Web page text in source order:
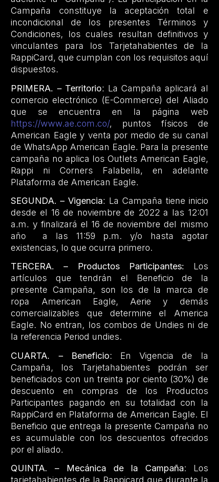
Campaña constituye la aceptación total e
incondicional de los presentes Términos y
Condiciones, los cuales resultan definitivos y
vinculantes para los Tarjetahabientes de la
RappiCard, que cumplan con los requisitos aquí
dispuestos.
PRIMERA. – Territorio: La Campaña aplicará al
comercio electrónico (E-Commerce) del Aliado
que se encuentra en la página web
https://www.ae.com.co/, puntos físicos de
American Eagle y venta por medio de su canal
de WhatsApp American Eagle. Para la presente
campaña no aplica los Outlets American Eagle,
Rappi ni Corners Falabella, en adelante
Plataforma de American Eagle.
SEGUNDA. – Vigencia: La Campaña tiene inicio
desde el 16 de noviembre de 2022 a las 12:01
a.m. y finalizará el 16 de noviembre del mismo
año a las 11:59 p.m. y/o hasta agotar
existencias, lo que ocurra primero.
TERCERA. – Productos Participantes: Los
artículos que tendrán el Beneficio de la
presente Campaña, son los de la marca de
ropa American Eagle, Aerie y demás
comercializables que determine el America
Eagle. No entran, los combos de Undies ni de
la referencia Period undies.
CUARTA. – Beneficio: En Vigencia de la
Campaña, los Tarjetahabientes podrán ser
beneficiados con un treinta por ciento (30%) de
descuento en compras de los Productos
Participantes pagando en su totalidad con la
RappiCard en Plataforma de American Eagle. El
Beneficio que entrega la presente Campaña no
es acumulable con los descuentos ofrecidos
por el aliado.
QUINTA. – Mecánica de la Campaña: Los
tarjetahabientes de la Rappicard que durante la